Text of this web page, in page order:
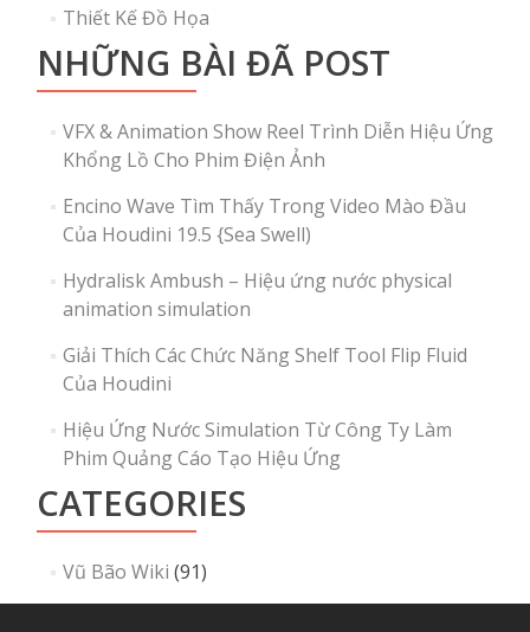
Thiết Kế Đồ Họa
NHỮNG BÀI ĐÃ POST
VFX & Animation Show Reel Trình Diễn Hiệu Ứng
Khổng Lồ Cho Phim Điện Ảnh
Encino Wave Tìm Thấy Trong Video Mào Đầu
Của Houdini 19.5 {Sea Swell)
Hydralisk Ambush – Hiệu ứng nước physical
animation simulation
Giải Thích Các Chức Năng Shelf Tool Flip Fluid
Của Houdini
Hiệu Ứng Nước Simulation Từ Công Ty Làm
Phim Quảng Cáo Tạo Hiệu Ứng
CATEGORIES
Vũ Bão Wiki (91)